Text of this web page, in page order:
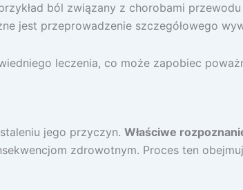
ból związany z chorobami
jest przeprowadzenie szczegółowego
leczenia, co może zapobiec
jego przyczyn. Właściwe
zdrowotnym. Proces ten